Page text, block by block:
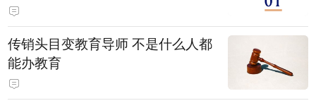
传销头目变教育导师 不是什么人都
能办教育